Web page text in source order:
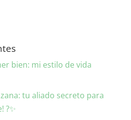
bien: mi estilo de vida
tu aliado secreto para
?✨